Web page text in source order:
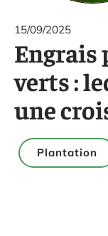
15/09/2025
Engrais
verts :
une
Plantation